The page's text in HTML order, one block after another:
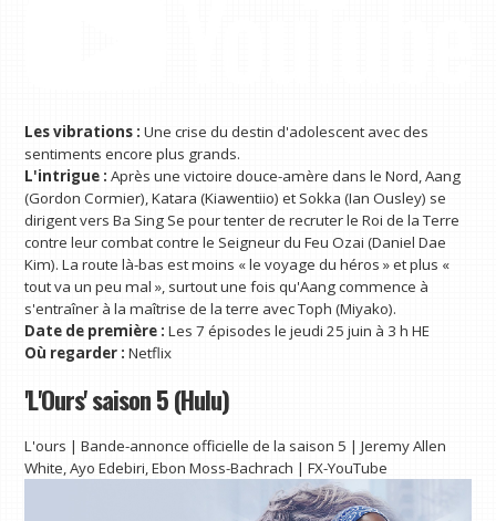
Les vibrations : Une crise du destin d'adolescent avec des
sentiments encore plus grands.
L'intrigue : Après une victoire douce-amère dans le Nord, Aang
(Gordon Cormier), Katara (Kiawentiio) et Sokka (Ian Ousley) se
dirigent vers Ba Sing Se pour tenter de recruter le Roi de la Terre
contre leur combat contre le Seigneur du Feu Ozai (Daniel Dae
Kim). La route là-bas est moins « le voyage du héros » et plus «
tout va un peu mal », surtout une fois qu'Aang commence à
s'entraîner à la maîtrise de la terre avec Toph (Miyako).
Date de première : Les 7 épisodes le jeudi 25 juin à 3 h HE
Où regarder :Netflix
'L'Ours' saison 5 (Hulu)
L'ours | Bande-annonce officielle de la saison 5 | Jeremy Allen
White, Ayo Edebiri, Ebon Moss-Bachrach | FX-YouTube